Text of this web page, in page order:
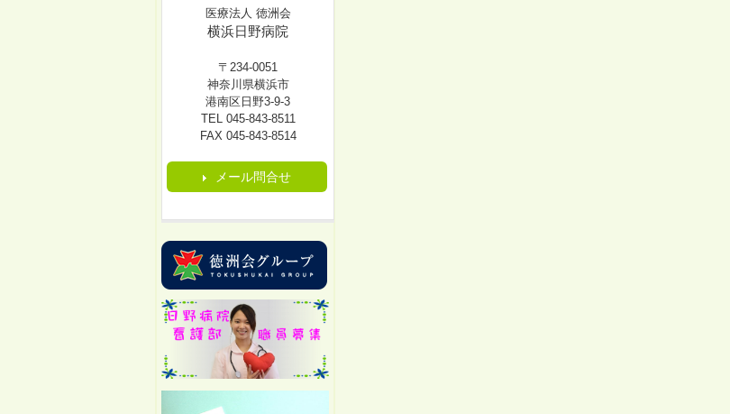
医療法人 徳洲会
横浜日野病院
〒234-0051
神奈川県横浜市
港南区日野3-9-3
TEL 045-843-8511
FAX 045-843-8514
メール問合せ